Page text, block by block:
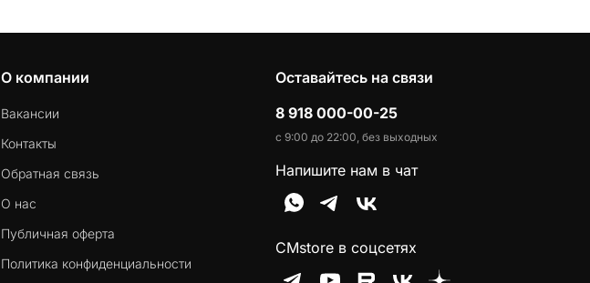
О компании
Вакансии
Контакты
Обратная связь
О нас
Публичная оферта
Политика конфиденциальности
Оставайтесь на связи
8 918 000-00-25
с 9:00 до 22:00, без выходных
Напишите нам в чат
CMstore в соцсетях